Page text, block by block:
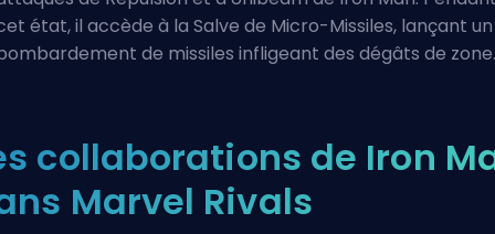
état, il accède à la Salve de Micro-Missiles, lançant un
de missiles infligeant des dégâts de zone.
collaborations de Iron
Marvel Rivals